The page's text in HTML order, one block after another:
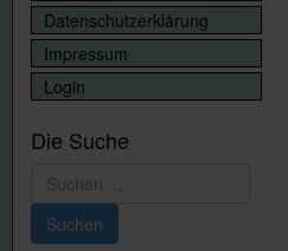
Datenschutzerklärung
Impressum
Login
Die Suche
Suchen
...
Suchen